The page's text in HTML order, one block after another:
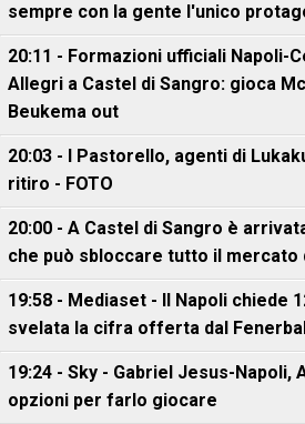
sempre con la gente l'unico
20:11 - Formazioni ufficiali Napoli-
Allegri a Castel di Sangro: gioca
Beukema out
20:03 - I Pastorello, agenti di
ritiro - FOTO
20:00 - A Castel di Sangro è
che può sbloccare tutto il mercato
19:58 - Mediaset - Il Napoli chiede
svelata la cifra offerta dal
19:24 - Sky - Gabriel Jesus-Napoli,
opzioni per farlo giocare